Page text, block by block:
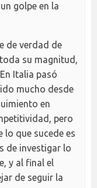
golpe en la
de verdad de
su magnitud,
Italia pasó
mucho desde
en
pero
lo que sucede es
de investigar lo
y al final el
de seguir la